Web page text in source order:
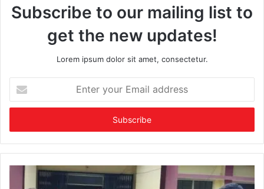
Subscribe to our mailing list to
get the new updates!
Lorem ipsum dolor sit amet, consectetur.
your
Email